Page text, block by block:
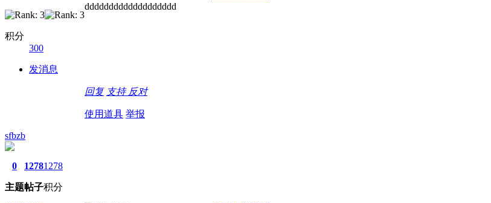
积分
300
发消息
ddddddddddddddddddd
回复 支持 反对
使用道具 举报
sfbzb
0
主题
1278
帖子
1278
积分